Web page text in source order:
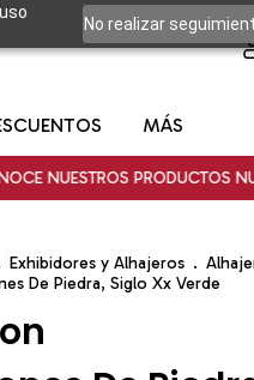
No realizar
MÁS
PRODUCTOS NUEVOS
Exhibidores y Alhajeros .
De Piedra, Siglo Xx Verde